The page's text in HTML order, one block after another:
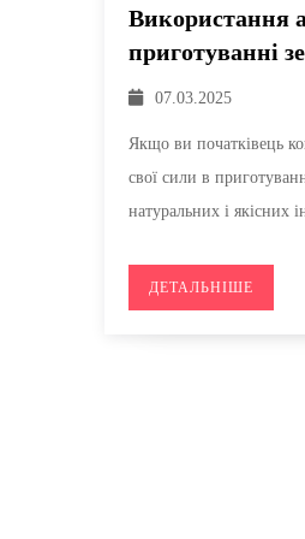
Використання
приготуванні
07.03.2025
Якщо ви початківець
свої сили в
натуральних і якісних
ДЕТАЛЬНІШЕ